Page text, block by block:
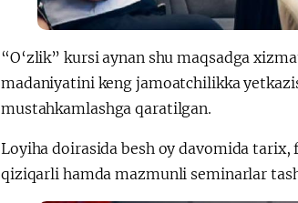
“O‘zlik” kursi aynan shu maqsadga
madaniyatini keng jamoatchilikka
mustahkamlashga qaratilgan.
Loyiha doirasida besh oy davomida
qiziqarli hamda mazmunli seminarlar